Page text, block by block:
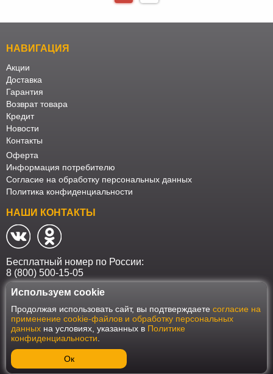
НАВИГАЦИЯ
Акции
Доставка
Гарантия
Возврат товара
Кредит
Новости
Контакты
Оферта
Информация потребителю
Согласие на обработку персональных данных
Политика конфиденциальности
НАШИ КОНТАКТЫ
Бесплатный номер по России:
8 (800) 500-15-05
Наш интернет-магазин работает в соответствии с требованиями
Федерального закона от 27 июля 2006 года №152-ФЗ "О персональных
данных". Оформить заказ на сайте Мебеласка возможно только при
наличии согласия на обработку Ваших персональных данных. Для
улучшения работы сайта и его взаимодействия с пользователями мы
используем файлы cookie. Продолжая пользоваться сайтом, вы
соглашаетесь с использованием cookie.
Используем cookie
Продолжая использовать сайт, вы подтверждаете согласие на
применение cookie-файлов и обработку персональных
данных на условиях, указанных в Политике
конфиденциальности
Ок